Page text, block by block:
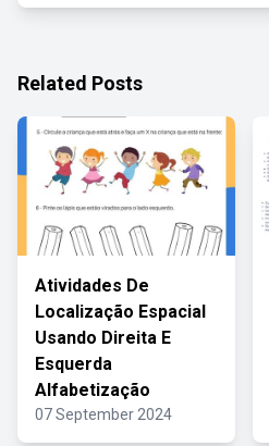
Related Posts
Atividades De
Localização Espacial
Usando Direita E
Esquerda
Alfabetização
07 September 2024